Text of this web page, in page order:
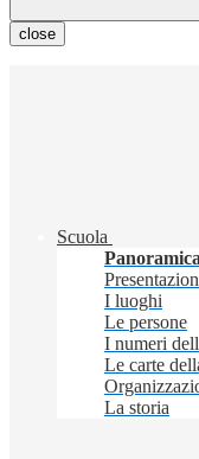
close
Scuola
Panoramica
I luoghi
Le persone
I numeri
Le carte
La storia